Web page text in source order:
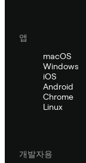
앱
macOS
Windows
iOS
Android
Chrome
Linux
개발자용